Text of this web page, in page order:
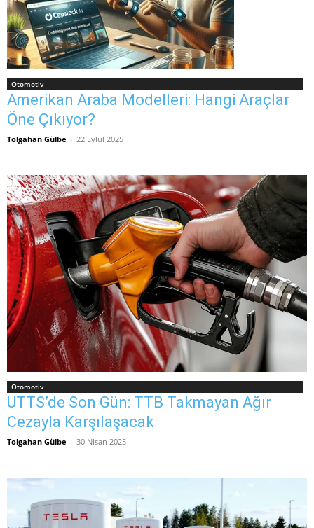
Otomotiv
Amerikan Araba Modelleri: Hangi Araçlar
Öne Çıkıyor?
Tolgahan Gülbe - 22 Eylül 2025
Otomotiv
UTTS’de Son Gün: TTB Takmayan Ağır
Cezayla Karşılaşacak
Tolgahan Gülbe - 30 Nisan 2025